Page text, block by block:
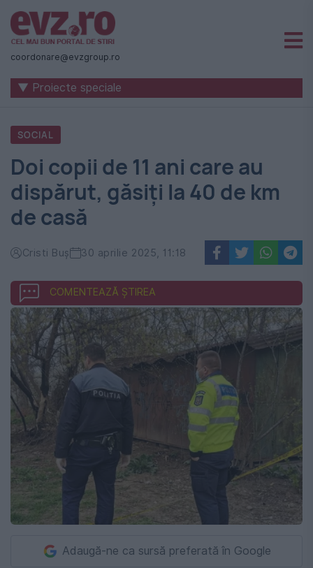
Știri
naționale
internaționale
România
-
Evenimentul
Zilei
coordonare@evzgroup.ro
▼ Proiecte speciale
SOCIAL
Doi copii de 11 ani care au
dispărut, găsiți la 40 de km
de casă
Cristi Buș 30 aprilie 2025, 11:18
COMENTEAZĂ ȘTIREA
Adaugă-ne ca sursă preferată în Google